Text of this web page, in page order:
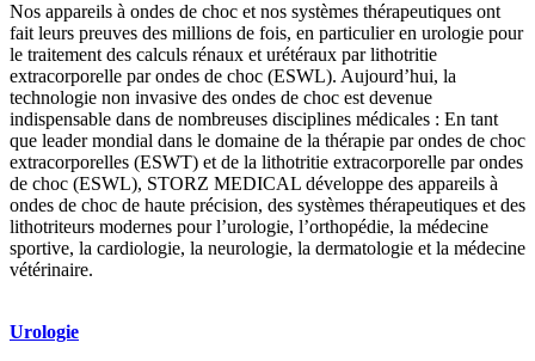
Nos appareils à ondes de choc et nos systèmes thérapeutiques ont
fait leurs preuves des millions de fois, en particulier en urologie pour
le traitement des calculs rénaux et urétéraux par lithotritie
extracorporelle par ondes de choc (ESWL). Aujourd’hui, la
technologie non invasive des ondes de choc est devenue
indispensable dans de nombreuses disciplines médicales : En tant
que leader mondial dans le domaine de la thérapie par ondes de choc
extracorporelles (ESWT) et de la lithotritie extracorporelle par ondes
de choc (ESWL), STORZ MEDICAL développe des appareils à
ondes de choc de haute précision, des systèmes thérapeutiques et des
lithotriteurs modernes pour l’urologie, l’orthopédie, la médecine
sportive, la cardiologie, la neurologie, la dermatologie et la médecine
vétérinaire.
Urologie